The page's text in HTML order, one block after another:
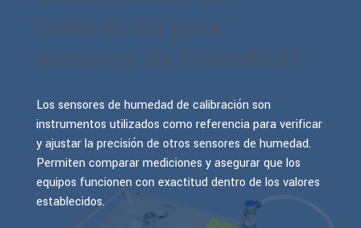
Los sensores de humedad de calibración son
instrumentos utilizados como referencia para verificar
y ajustar la precisión de otros sensores de humedad.
Permiten comparar mediciones y asegurar que los
equipos funcionen con exactitud dentro de los valores
establecidos.